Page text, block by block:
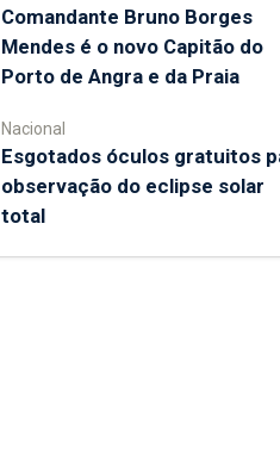
Comandante Bruno Borges
Mendes é o novo Capitão do
Porto de Angra e da Praia
Nacional
Esgotados óculos gratuitos
observação do eclipse solar
total